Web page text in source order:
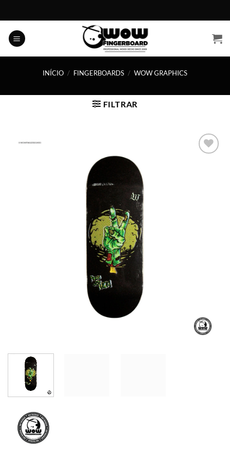
to
content
INÍCIO / FINGERBOARDS / WOW GRAPHICS
FILTRAR